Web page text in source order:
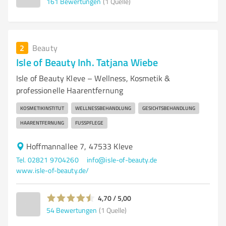
2 Beauty
Isle of Beauty Inh. Tatjana Wiebe
Isle of Beauty Kleve – Wellness, Kosmetik &
professionelle Haarentfernung
KOSMETIKINSTITUT WELLNESSBEHANDLUNG GESICHTSBEHANDLUNG
HAARENTFERNUNG FUSSPFLEGE
Hoffmannallee 7, 47533 Kleve
Tel. 02821 9704260
info@isle-of-beauty.de
www.isle-of-beauty.de/
4,70 / 5,00
54 Bewertungen (1 Quelle)